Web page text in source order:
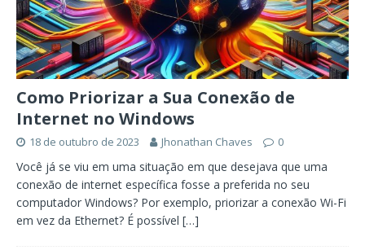
Como Priorizar a Sua Conexão de
Internet no Windows
18 de outubro de 2023 Jhonathan Chaves 0
Você já se viu em uma situação em que desejava que uma
conexão de internet específica fosse a preferida no seu
computador Windows? Por exemplo, priorizar a conexão Wi-Fi
em vez da Ethernet? É possível […]